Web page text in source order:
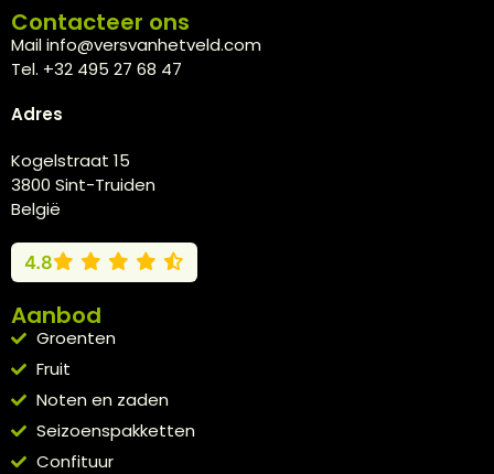
Contacteer ons
Mail info@versvanhetveld.com
Tel. +32 495 27 68 47
Adres
Kogelstraat 15
3800 Sint-Truiden
België
4.8
Aanbod
Groenten
Fruit
Noten en zaden
Seizoenspakketten
Confituur